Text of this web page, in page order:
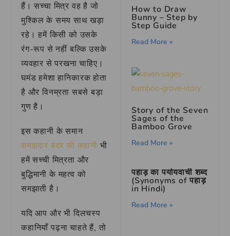
हैं। सच्चा मित्र वह है जो
मुश्किल के समय साथ खड़ा
रहे। हमें किसी को उसके
रंग-रूप से नहीं बल्कि उसके
व्यवहार से परखना चाहिए।
घमंड हमेशा हानिकारक होता
है और विनम्रता सबसे बड़ा
गुण है।
इस कहानी के समान
समझदार बंदर की कहानी भी
हमें सच्ची मित्रता और
बुद्धिमानी के महत्व को
समझाती है।
यदि आप और भी दिलचस्प
कहानियाँ पढ़ना चाहते हैं, तो
How to Draw
Bunny – Step by
Step Guide
Read More »
Story of the Seven
Sages of the
Bamboo Grove
Read More »
पहाड़ का पर्यायवाची शब्द
(Synonyms of पहाड़
in Hindi)
Read More »